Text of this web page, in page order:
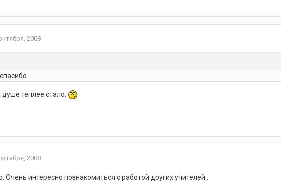
2008
теплее стало.
2008
Очень интересно познакомиться с работой других учителей...